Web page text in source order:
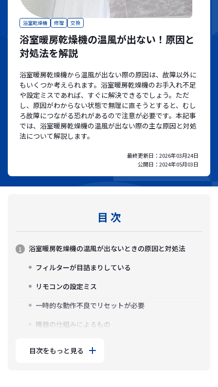
浴室乾燥機 修理 交換
浴室暖房乾燥機の温風が出ない！原因と
対処法を解説
浴室暖房乾燥機から温風が出ない際の原因は、故障以外に
もいくつか考えられます。浴室暖房乾燥機のお手入れ不足
や設定ミスであれば、すぐに解決できるでしょう。ただ
し、原因がわからない状態で無理に直そうとすると、むし
ろ故障につながる恐れがあるので注意が必要です。本記事
では、浴室暖房乾燥機の温風が出ない際の主な原因と対処
法について解説します。
最終更新日： 2026年03月24日
公開日： 2024年05月03日
目 次
浴室暖房乾燥機の温風が出ないときの原因と対処法
フィルターが目詰まりしている
リモコンの設定ミス
一時的な動作不良でリセットが必要
機器の仕組みによるもの
目次をもっと見る